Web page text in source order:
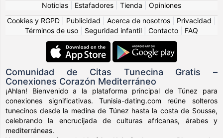
Noticias Estafadores Tienda
Opiniones
Cookies y RGPD
Publicidad Acerca de nosotros Privacidad
Términos de uso
Seguridad infantil Contacto FAQ
Comunidad de Citas Tunecina Gratis –
Conexiones Corazón Mediterráneo
¡Ahlan! Bienvenido a la plataforma principal de Túnez para
conexiones significativas. Tunisia-dating.com reúne solteros
tunecinos desde la medina de Túnez hasta la costa de Sousse,
celebrando la encrucijada de culturas africanas, árabes y
mediterráneas.